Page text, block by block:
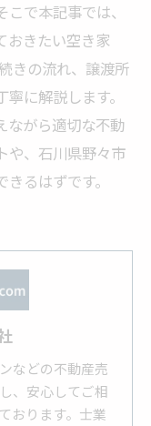
で本記事では、
おきたい空き家
きの流れ、譲渡所
に解説します。
ながら適切な不動
や、石川県野々市
るはずです。
などの不動産売
、安心してご相
おります。士業